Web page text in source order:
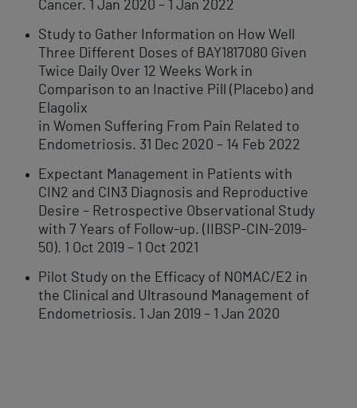
Cancer. 1 Jan 2020 – 1 Jan 2022
Study to Gather Information on How Well
Three Different Doses of BAY1817080 Given
Twice Daily Over 12 Weeks Work in
Comparison to an Inactive Pill (Placebo) and
Elagolix
in Women Suffering From Pain Related to
Endometriosis. 31 Dec 2020 – 14 Feb 2022
Expectant Management in Patients with
CIN2 and CIN3 Diagnosis and Reproductive
Desire – Retrospective Observational Study
with 7 Years of Follow-up. (IIBSP-CIN-2019-
50). 1 Oct 2019 – 1 Oct 2021
Pilot Study on the Efficacy of NOMAC/E2 in
the Clinical and Ultrasound Management of
Endometriosis. 1 Jan 2019 – 1 Jan 2020